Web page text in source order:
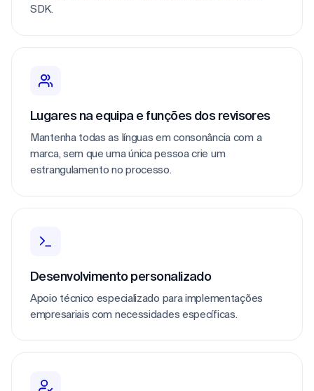
SDK.
Lugares na equipa e funções dos revisores
Mantenha todas as línguas em consonância com a
marca, sem que uma única pessoa crie um
estrangulamento no processo.
Desenvolvimento personalizado
Apoio técnico especializado para implementações
empresariais com necessidades específicas.